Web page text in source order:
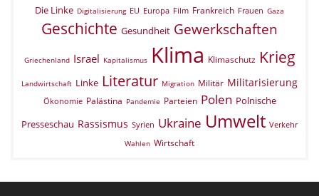
Die Linke Digitalisierung EU Europa Film Frankreich Frauen Gaza
Geschichte Gesundheit Gewerkschaften
Griechenland Israel Kapitalismus Klima Klimaschutz Krieg
Landwirtschaft Linke Literatur Migration Militär Militarisierung
Ökonomie Palästina Pandemie Parteien Polen Polnische
Presseschau Rassismus Syrien Ukraine Umwelt Verkehr
Wahlen Wirtschaft